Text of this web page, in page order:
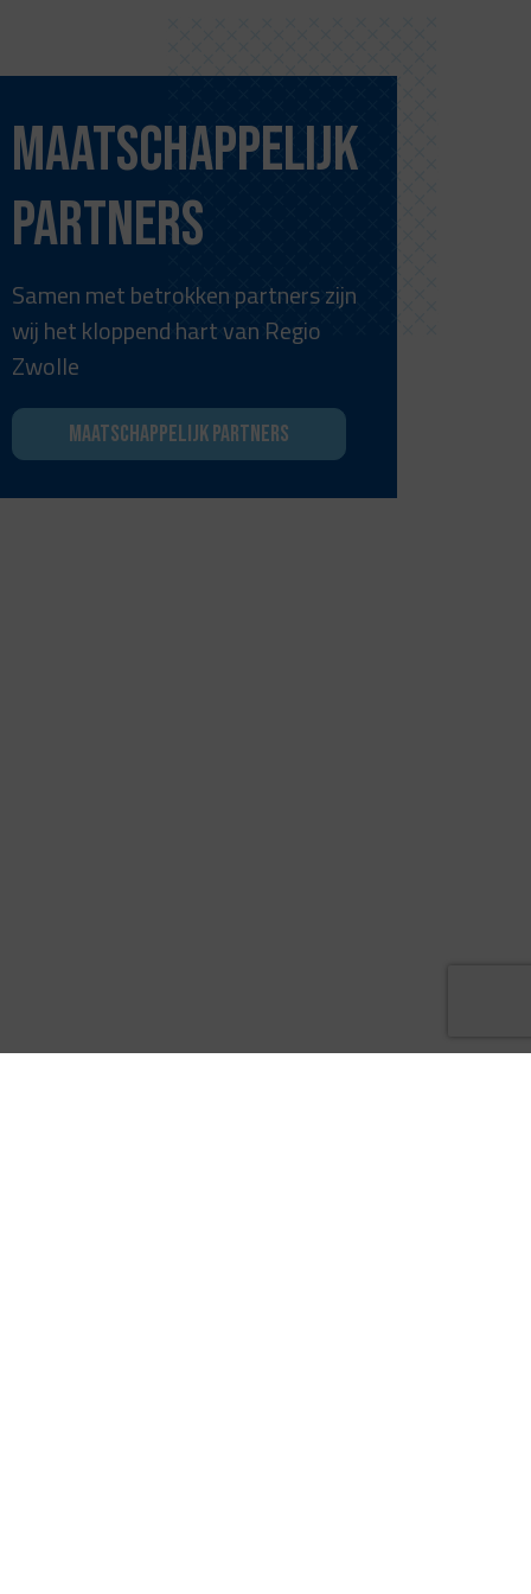
Maatschappelijk
partners
Samen met betrokken partners zijn
wij het kloppend hart van Regio
Zwolle
Maatschappelijk partners